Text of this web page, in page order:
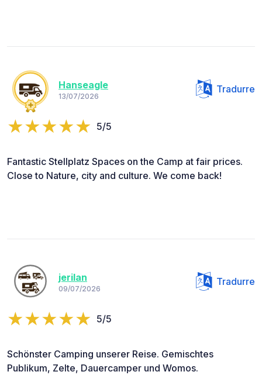
Hanseagle
13/07/2026
Tradurre
5/5
Fantastic Stellplatz Spaces on the Camp at fair prices.
Close to Nature, city and culture. We come back!
jerilan
09/07/2026
Tradurre
5/5
Schönster Camping unserer Reise. Gemischtes
Publikum, Zelte, Dauercamper und Womos.